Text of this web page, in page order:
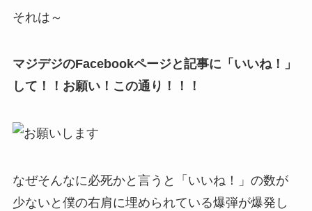
それは～
マジデジのFacebookページと記事に「いいね！」
して！！お願い！この通り！！！
なぜそんなに必死かと言うと「いいね！」の数が
少ないと僕の右肩に埋められている爆弾が爆発し